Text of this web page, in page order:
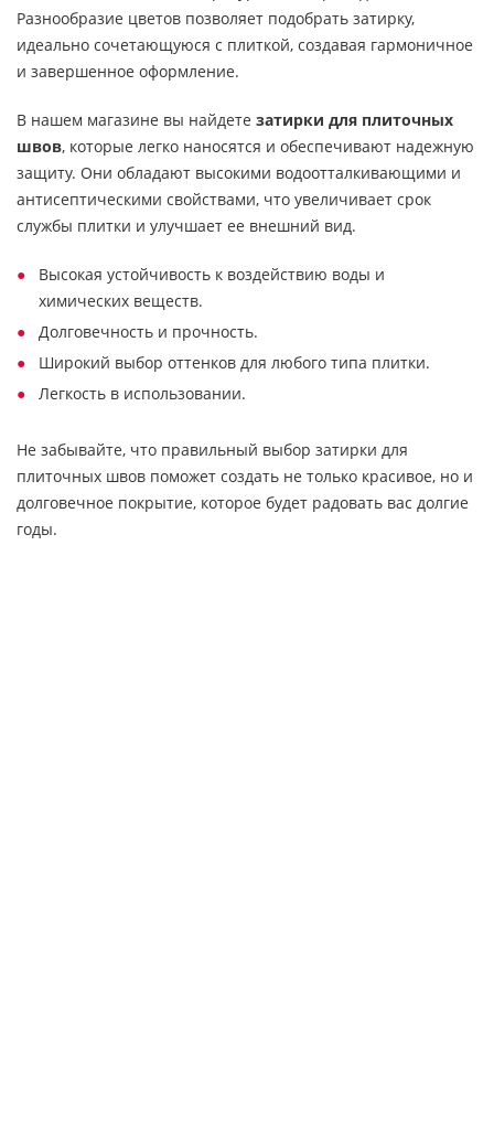
Разнообразие цветов позволяет подобрать затирку,
идеально сочетающуюся с плиткой, создавая гармоничное
и завершенное оформление.
В нашем магазине вы найдете затирки для плиточных
швов, которые легко наносятся и обеспечивают надежную
защиту. Они обладают высокими водоотталкивающими и
антисептическими свойствами, что увеличивает срок
службы плитки и улучшает ее внешний вид.
Высокая устойчивость к воздействию воды и
химических веществ.
Долговечность и прочность.
Широкий выбор оттенков для любого типа плитки.
Легкость в использовании.
Не забывайте, что правильный выбор затирки для
плиточных швов поможет создать не только красивое, но и
долговечное покрытие, которое будет радовать вас долгие
годы.